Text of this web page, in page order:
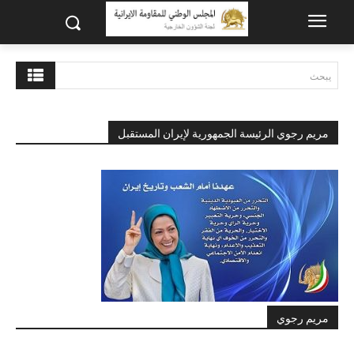
يبحث
مريم رجوي الرئيسة الجمهورية لإيران المستقبل
مريم رجوي